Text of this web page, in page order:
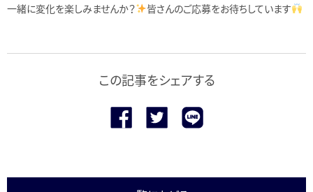
一緒に変化を楽しみませんか？ 皆さんのご応募をお待ちしています
この記事をシェアする